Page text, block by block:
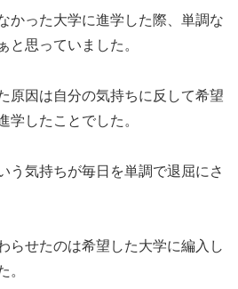
かった大学に進学した際、単調な
と思っていました。
原因は自分の気持ちに反して希望
学したことでした。
う気持ちが毎日を単調で退屈にさ
らせたのは希望した大学に編入し
。